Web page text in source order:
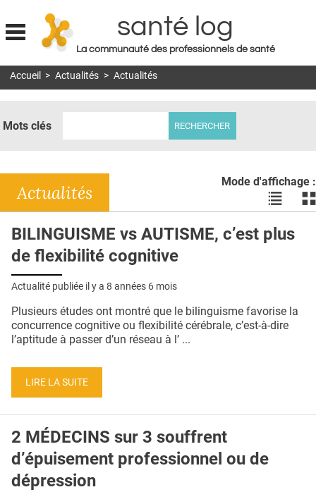
Jump to navigation
santé log
La communauté des professionnels de santé
MON COMPTE
DOSSIERS
RÉSEAUX
E-REVUE SAD
QUI SOMMES-NOUS ?
CONDITIONS GÉNÉRALES
CRÉDITS
Accueil > Actualités > Actualités
Mots clés
Mode d'affichage :
Voir
les
en
les
Actualités
BILINGUISME vs AUTISME, c’est plus
de flexibilité cognitive
Actualité publiée il y a 8 années 6 mois
Plusieurs études ont montré que le bilinguisme favorise la
concurrence cognitive ou flexibilité cérébrale, c’est-à-dire
l’aptitude à passer d’un réseau à l’ ...
LIRE LA SUITE
2 MÉDECINS sur 3 souffrent
d’épuisement professionnel ou de
dépression